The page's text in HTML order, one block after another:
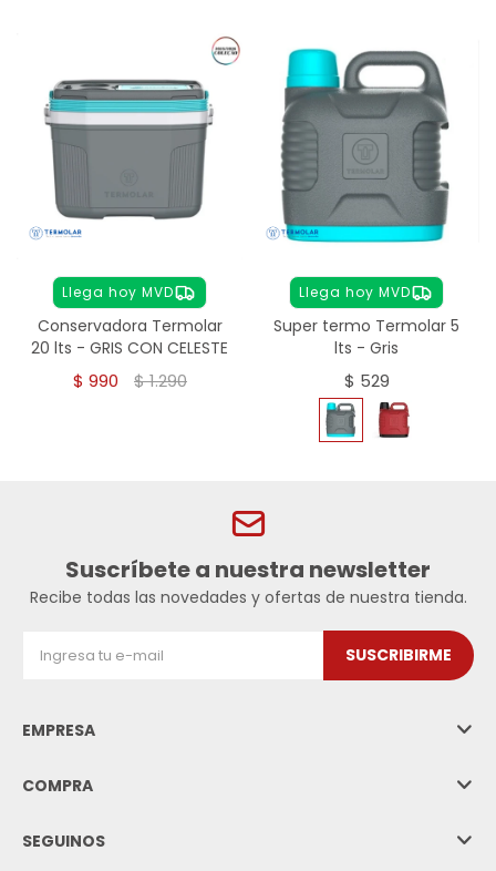
Llega hoy MVD
Conservadora Termolar
20 lts - GRIS CON CELESTE
$ 990 $1.290
Llega hoy MVD
Super termo Termolar 5
lts - Gris
$ 529
Suscríbete a nuestra newsletter
Recibe todas las novedades y ofertas de nuestra tienda.
SUSCRIBIRME
EMPRESA
COMPRA
SEGUINOS